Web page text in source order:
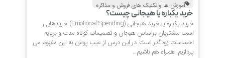
آموزش ها و تکنیک های فروش و مذاکره
خرید یکباره یا هیجانی چیست؟
خرید یکباره یا خرید هیجانی (Emotional Spending) خریدهایی
است مشتریان براساس هیجان و تصمیمات کوتاه مدت و برپایه
احساسات زودگذر است. در این درس از عیب پوش به این مفهوم می
پردازیم. همراه هم باشیم…